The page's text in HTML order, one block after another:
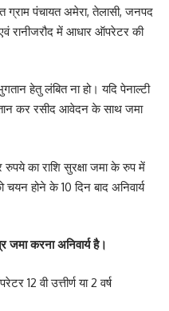
ग्राम पंचायत अमेरा, तेलासी, जनपद
रानीजरौद में आधार ऑपरेटर की
हेतु लंबित ना हो। यदि पेनाल्टी
कर रसीद आवेदन के साथ जमा
का राशि सुरक्षा जमा के रुप में
चयन होने के 10 दिन बाद अनिवार्य
करना अनिवार्य है।
12 वी उत्तीर्ण या 2 वर्ष